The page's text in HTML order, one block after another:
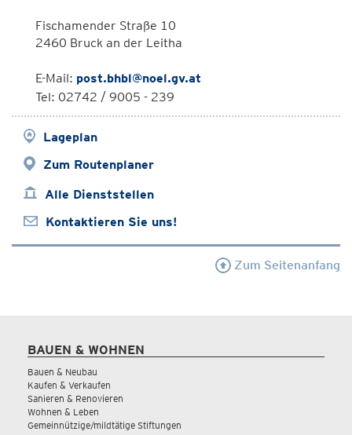
Fischamender Straße 10
2460 Bruck an der Leitha
E-Mail: post.bhbl@noel.gv.at
Tel: 02742 / 9005 - 239
Lageplan
Zum Routenplaner
Alle Dienststellen
Kontaktieren Sie uns!
Zum Seitenanfang
BAUEN & WOHNEN
Bauen & Neubau
Kaufen & Verkaufen
Sanieren & Renovieren
Wohnen & Leben
Gemeinnützige/mildtätige Stiftungen